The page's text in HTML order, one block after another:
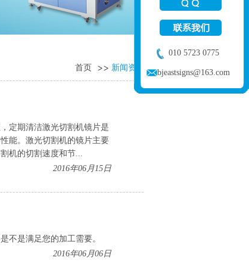
首页 新闻资讯
定期清洁激光切割机镜片是
能。激光切割机的镜片主要
机的切割速度和节...
2016年06月15日
不是满足您的加工需要。
2016年06月06日
010 5723 0775
bjeastsigns@163.com